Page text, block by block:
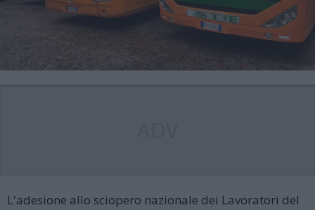
L'adesione allo sciopero nazionale dei Lavoratori del